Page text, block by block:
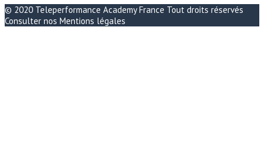
© 2020 Teleperformance Academy France Tout droits réservés
Consulter nos Mentions légales